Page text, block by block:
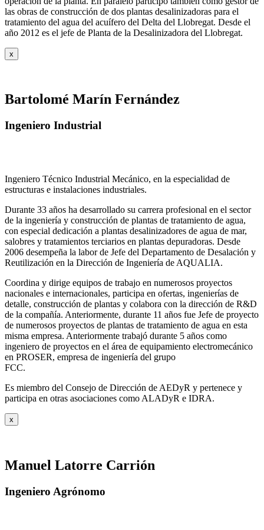
las obras de construcción de dos plantas desalinizadoras para el
tratamiento del agua del acuífero del Delta del Llobregat. Desde el
año 2012 es el jefe de Planta de la Desalinizadora del Llobregat.
x
Bartolomé Marín Fernández
Ingeniero Industrial
Ingeniero Técnico Industrial Mecánico, en la especialidad de
estructuras e instalaciones industriales.
Durante 33 años ha desarrollado su carrera profesional en el sector
de la ingeniería y construcción de plantas de tratamiento de agua,
con especial dedicación a plantas desalinizadores de agua de mar,
salobres y tratamientos terciarios en plantas depuradoras. Desde
2006 desempeña la labor de Jefe del Departamento de Desalación y
Reutilización en la Dirección de Ingeniería de AQUALIA.
Coordina y dirige equipos de trabajo en numerosos proyectos
nacionales e internacionales, participa en ofertas, ingenierías de
detalle, construcción de plantas y colabora con la dirección de R&D
de la compañía. Anteriormente, durante 11 años fue Jefe de proyecto
de numerosos proyectos de plantas de tratamiento de agua en esta
misma empresa. Anteriormente trabajó durante 5 años como
ingeniero de proyectos en el área de equipamiento electromecánico
en PROSER, empresa de ingeniería del grupo
FCC.
Es miembro del Consejo de Dirección de AEDyR y pertenece y
participa en otras asociaciones como ALADyR e IDRA.
x
Manuel Latorre Carrión
Ingeniero Agrónomo